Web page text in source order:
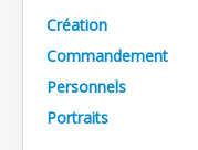
Avions
Personnels
Formation
Création
Commandement
Personnels
Portraits